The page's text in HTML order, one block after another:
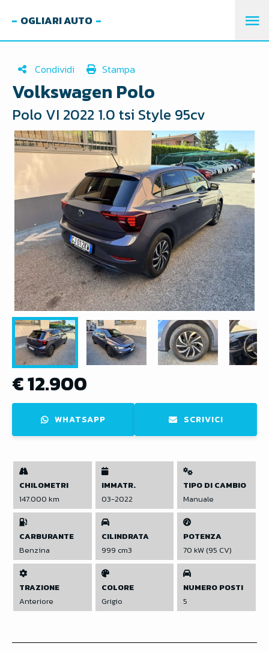
OGLIARI AUTO
Condividi Stampa
Volkswagen Polo
Polo VI 2022 1.0 tsi Style 95cv
€ 12.900
WHATSAPP SCRIVICI
CHILOMETRI
147.000 km
IMMATR.
03-2022
TIPO DI CAMBIO
Manuale
CARBURANTE
Benzina
CILINDRATA
999 cm3
POTENZA
70 kW (95 CV)
TRAZIONE
Anteriore
COLORE
Grigio
NUMERO POSTI
5